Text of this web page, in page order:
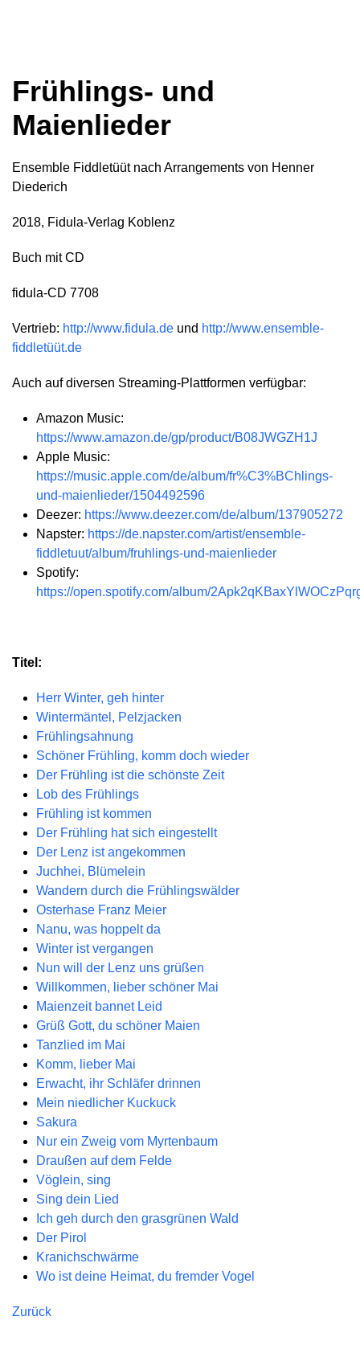
Frühlings- und
Maienlieder
Ensemble Fiddletüüt nach Arrangements von Henner
Diederich
2018, Fidula-Verlag Koblenz
Buch mit CD
fidula-CD 7708
Vertrieb: http://www.fidula.de und http://www.ensemble-
fiddletüüt.de
Auch auf diversen Streaming-Plattformen verfügbar:
Amazon Music:
https://www.amazon.de/gp/product/B08JWGZH1J
Apple Music:
https://music.apple.com/de/album/fr%C3%BChlings-
und-maienlieder/1504492596
Deezer: https://www.deezer.com/de/album/137905272
Napster: https://de.napster.com/artist/ensemble-
fiddletuut/album/fruhlings-und-maienlieder
Spotify:
https://open.spotify.com/album/
Titel:
Herr Winter, geh hinter
Wintermäntel, Pelzjacken
Frühlingsahnung
Schöner Frühling, komm doch wieder
Der Frühling ist die schönste Zeit
Lob des Frühlings
Frühling ist kommen
Der Frühling hat sich eingestellt
Der Lenz ist angekommen
Juchhei, Blümelein
Wandern durch die Frühlingswälder
Osterhase Franz Meier
Nanu, was hoppelt da
Winter ist vergangen
Nun will der Lenz uns grüßen
Willkommen, lieber schöner Mai
Maienzeit bannet Leid
Grüß Gott, du schöner Maien
Tanzlied im Mai
Komm, lieber Mai
Erwacht, ihr Schläfer drinnen
Mein niedlicher Kuckuck
Sakura
Nur ein Zweig vom Myrtenbaum
Draußen auf dem Felde
Vöglein, sing
Sing dein Lied
Ich geh durch den grasgrünen Wald
Der Pirol
Kranichschwärme
Wo ist deine Heimat, du fremder Vogel
Zurück